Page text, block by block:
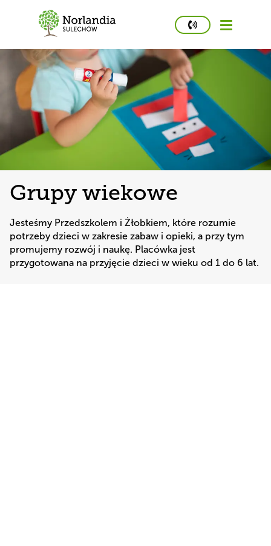
phone
502
458
426
Kidstime
Grupy wiekowe
Jesteśmy Przedszkolem i Żłobkiem, które rozumie
potrzeby dzieci w zakresie zabaw i opieki, a przy tym
promujemy rozwój i naukę. Placówka jest